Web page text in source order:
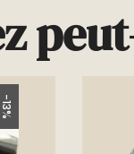
-13%